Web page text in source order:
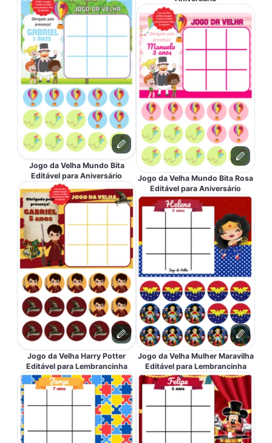
Jogo da Velha Mundo Bita
Editável para Aniversário
Jogo da Velha Harry Potter
Editável para Lembrancinha
Jogo da Velha Mundo Bita Rosa
Editável para Aniversário
Jogo da Velha Mulher Maravilha
Editável para Lembrancinha